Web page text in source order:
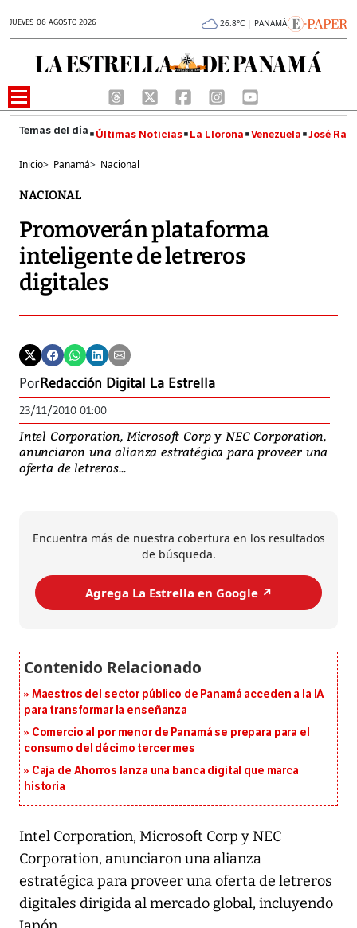
JUEVES 06 AGOSTO 2026 26.8°C | PANAMÁ
Últimas Noticias La Llorona Venezuela José
Inicio> Panamá> Nacional
NACIONAL
Promoverán plataforma
inteligente de letreros
digitales
PorRedacción Digital La Estrella
23/11/2010 01:00
Intel Corporation, Microsoft Corp y NEC Corporation,
anunciaron una alianza estratégica para proveer una
oferta de letreros...
Encuentra más de nuestra cobertura en los resultados
de búsqueda.
Agrega La Estrella en Google ↗️
Maestros del sector público de Panamá acceden a la IA
para transformar la enseñanza
Comercio al por menor de Panamá se prepara para el
consumo del décimo tercer mes
Caja de Ahorros lanza una banca digital que marca
historia
Intel Corporation, Microsoft Corp y NEC
Corporation, anunciaron una alianza
estratégica para proveer una oferta de letreros
digitales dirigida al mercado global, incluyendo